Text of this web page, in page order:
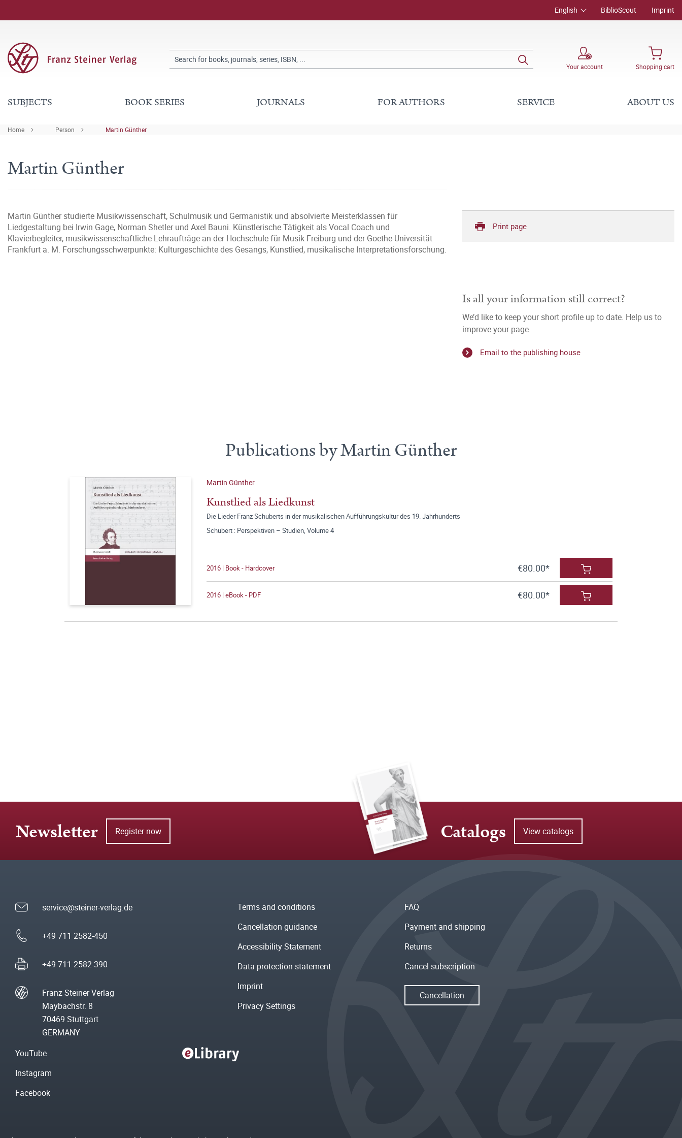
English BiblioScout Imprint
Your account Shopping cart
SUBJECTS BOOK SERIES JOURNALS FOR AUTHORS SERVICE ABOUT US
Home Person Martin Günther
Martin Günther
Martin Günther studierte Musikwissenschaft, Schulmusik und Germanistik und absolvierte Meisterklassen für
Liedgestaltung bei Irwin Gage, Norman Shetler und Axel Bauni. Künstlerische Tätigkeit als Vocal Coach und
Klavierbegleiter, musikwissenschaftliche Lehraufträge an der Hochschule für Musik Freiburg und der Goethe-Universität
Frankfurt a. M. Forschungsschwerpunkte: Kulturgeschichte des Gesangs, Kunstlied, musikalische Interpretationsforschung.
Print page
Is all your information still correct?
We’d like to keep your short profile up to date. Help us to
improve your page.
Email to the publishing house
Publications by Martin Günther
Martin Günther
Kunstlied als Liedkunst
Die Lieder Franz Schuberts in der musikalischen Aufführungskultur des 19. Jahrhunderts
Schubert : Perspektiven – Studien, Volume 4
2016 | Book - Hardcover €80.00*
2016 | eBook - PDF €80.00*
Newsletter Register now Catalogs View catalogs
service@steiner-verlag.de
+49 711 2582-450
+49 711 2582-390
Franz Steiner Verlag
Maybachstr. 8
70469 Stuttgart
GERMANY
Terms and conditions
Cancellation guidance
Accessibility Statement
Data protection statement
Imprint
Privacy Settings
FAQ
Payment and shipping
Returns
Cancel subscription
Cancellation
YouTube
Instagram
Facebook